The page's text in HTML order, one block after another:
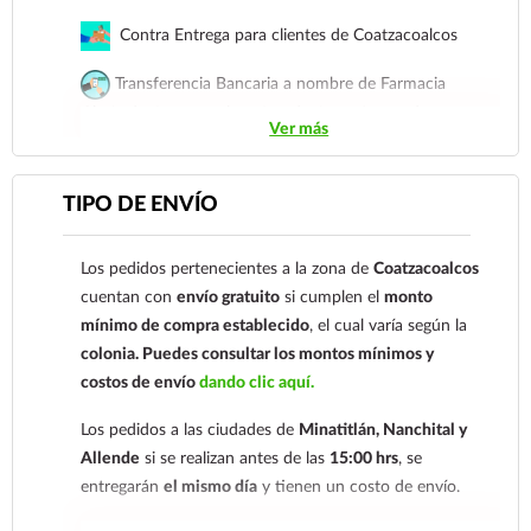
Contra Entrega para clientes de Coatzacoalcos
Transferencia Bancaria a nombre de Farmacia
cuenta: Clave: 014854655008143954
Para esta forma de pago el cliente deberá enviar su
comprobante de pago a al siguiente correo
nuestro
921 261 8491
Ver más
TIPO DE ENVÍO
Los pedidos pertenecientes a la zona deCoatzacoalcos
cuentan conenvío gratuito si cumplen elmonto
mínimo de compra establecido, el cual varía según la
colonia. Puedes consultar los montos mínimos y
costos de envíodando clic aquí.
Los pedidos a las ciudades de Minatitlán, Nanchital y
Allende si se realizan antes de las 15:00 hrs, se
entregaránel mismo día y tienen un costo de envío.